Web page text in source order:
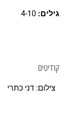
גילים: 4-10
קרדיטים
צילום: דני כתרי